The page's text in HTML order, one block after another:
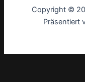
Copyright ©
Präsentiert